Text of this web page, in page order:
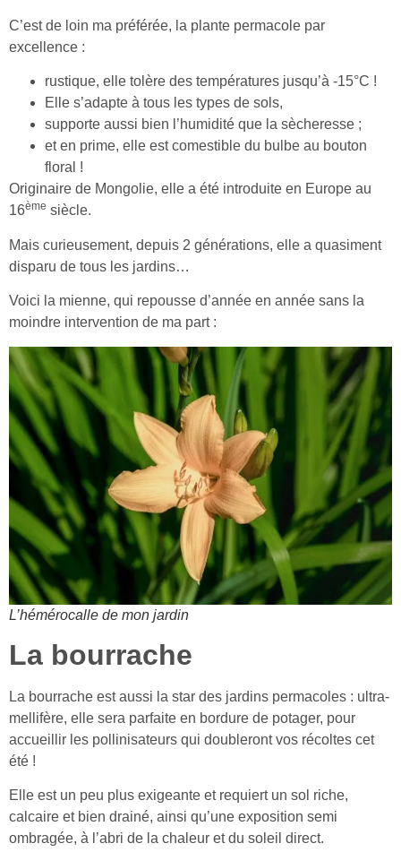
C’est de loin ma préférée, la plante permacole par
excellence :
rustique, elle tolère des températures jusqu’à -15°C !
Elle s’adapte à tous les types de sols,
supporte aussi bien l’humidité que la sècheresse ;
et en prime, elle est comestible du bulbe au bouton
floral !
Originaire de Mongolie, elle a été introduite en Europe au
16ème siècle.
Mais curieusement, depuis 2 générations, elle a quasiment
disparu de tous les jardins…
Voici la mienne, qui repousse d’année en année sans la
moindre intervention de ma part :
L’hémérocalle de mon jardin
La bourrache
La bourrache est aussi la star des jardins permacoles : ultra-
mellifère, elle sera parfaite en bordure de potager, pour
accueillir les pollinisateurs qui doubleront vos récoltes cet
été !
Elle est un peu plus exigeante et requiert un sol riche,
calcaire et bien drainé, ainsi qu’une exposition semi
ombragée, à l’abri de la chaleur et du soleil direct.